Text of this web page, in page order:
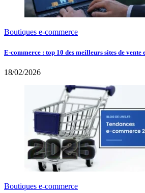
Boutiques e-commerce
E-commerce : top 10 des meilleurs sites de vente
18/02/2026
Boutiques e-commerce